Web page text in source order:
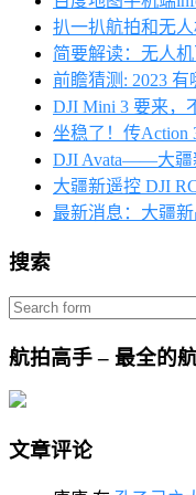
扒一扒航拍和无
简要解读：无人
前瞻猜测: 2023
DJI Mini 3 要来，
坐稳了！传Action
DJI Avata——大疆
大疆新遥控 DJI
最新消息：大疆
搜索
航拍高手 – 最全的
文章评论